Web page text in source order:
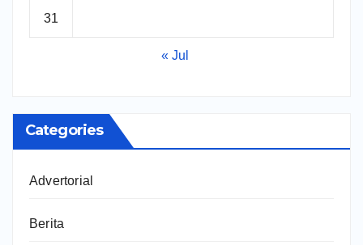
31
« Jul
Categories
Advertorial
Berita